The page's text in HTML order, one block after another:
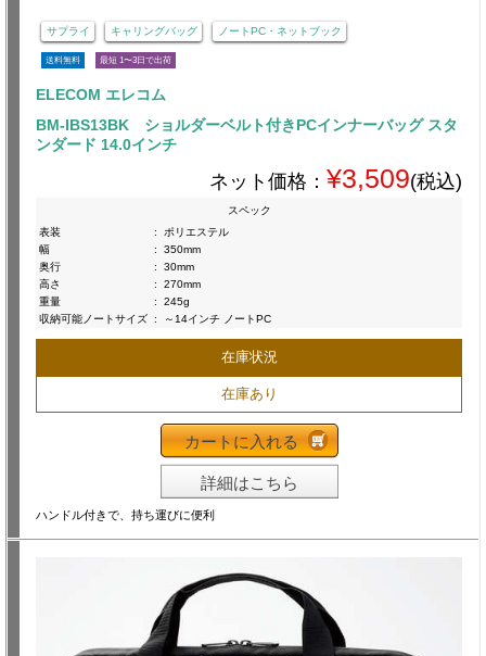
サプライ キャリングバッグ ノートPC・ネットブック
送料無料 最短 1〜3日で出荷
ELECOM エレコム
BM-IBS13BK ショルダーベルト付きPCインナーバッグ スタ
ンダード 14.0インチ
ネット価格： ¥3,509(税込)
スペック
表装
:
ポリエステル
幅
:
350mm
奥行
:
30mm
高さ
:
270mm
重量
:
245g
収納可能ノートサイズ : ～14インチ ノートPC
在庫状況
在庫あり
カートに入れる
詳細はこちら
ハンドル付きで、持ち運びに便利